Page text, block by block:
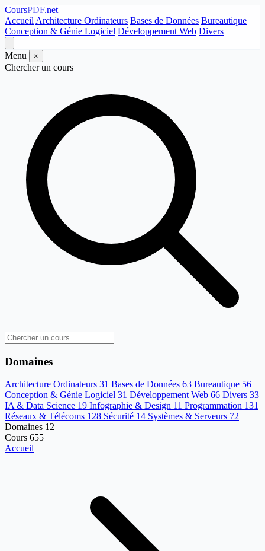
CoursPDF.net
Accueil Architecture Ordinateurs Bases de Données Bureautique
Conception & Génie Logiciel Développement Web Divers
Menu ×
Chercher un cours
Domaines
Architecture Ordinateurs 31 Bases de Données 63 Bureautique 56
Conception & Génie Logiciel 31 Développement Web 66 Divers 33
IA & Data Science 19 Infographie & Design 11 Programmation 131
Réseaux & Télécoms 128 Sécurité 14 Systèmes & Serveurs 72
Domaines 12
Cours 655
Accueil